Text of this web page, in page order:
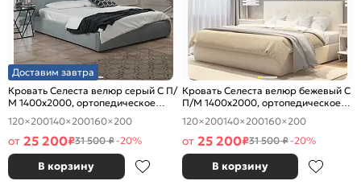
Доставим завтра
Кровать Селеста велюр серый С П/
М 1400x2000, ортопедическое
основание, изголовье мягкое
120×200140×200160×200
от 25 200₽31 500 ₽-20%
В корзину
Кровать Селеста велюр бежевый С
П/М 1400x2000, ортопедическое
основание, изголовье мягкое
120×200140×200160×200
от 25 200₽31 500 ₽-20%
В корзину